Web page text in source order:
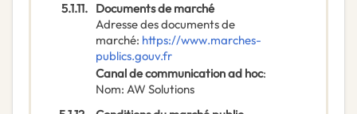
5.1.11. Documents de marché
Adresse des documents de
marché: https://www.marches-
publics.gouv.fr
Canal de communication ad hoc:
Nom: AW Solutions